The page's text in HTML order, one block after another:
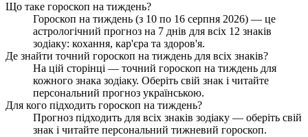
Що таке гороскоп на тиждень?
Гороскоп на тиждень (з 10 по 16 серпня 2026) — це
астрологічний прогноз на 7 днів для всіх 12 знаків
зодіаку: кохання, кар'єра та здоров'я.
Де знайти точний гороскоп на тиждень для всіх знаків?
На цій сторінці — точний гороскоп на тиждень для
кожного знака зодіаку. Оберіть свій знак і читайте
персональний прогноз українською.
Для кого підходить гороскоп на тиждень?
Прогноз підходить для всіх знаків зодіаку — оберіть свій
знак і читайте персональний тижневий гороскоп.